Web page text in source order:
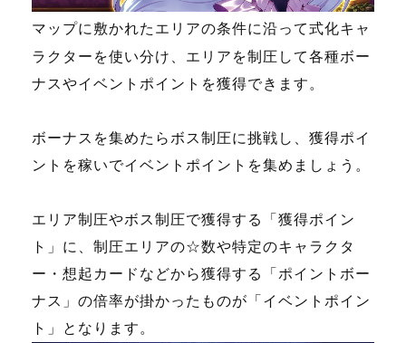
マップに敷かれたエリアの条件に沿って式化キャ
ラクターを使い分け、エリアを制圧して各種ボー
ナスやイベントポイントを獲得できます。
ボーナスを集めたらボス制圧に挑戦し、獲得ポイ
ントを稼いでイベントポイントを集めましょう。
エリア制圧やボス制圧で獲得する「獲得ポイン
ト」に、制圧エリアの☆数や特定のキャラクタ
ー・想起カードなどから獲得する「ポイントボー
ナス」の倍率が掛かったものが「イベントポイン
ト」となります。